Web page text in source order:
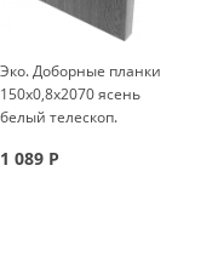
Эко. Доборные планки
150x0,8x2070 ясень
белый телескоп.
1 089 Р